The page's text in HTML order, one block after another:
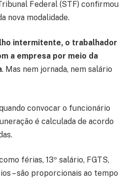
Federal (STF) confirmou
nova modalidade.
intermitente, o trabalhador
a empresa por meio da
. Mas nem jornada, nem salário
convocar o funcionário
é calculada de acordo
férias, 13º salário, FGTS,
– são proporcionais ao tempo